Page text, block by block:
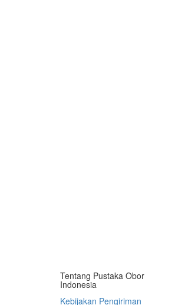
Tentang Pustaka Obor
Indonesia
Kebijakan Pengiriman